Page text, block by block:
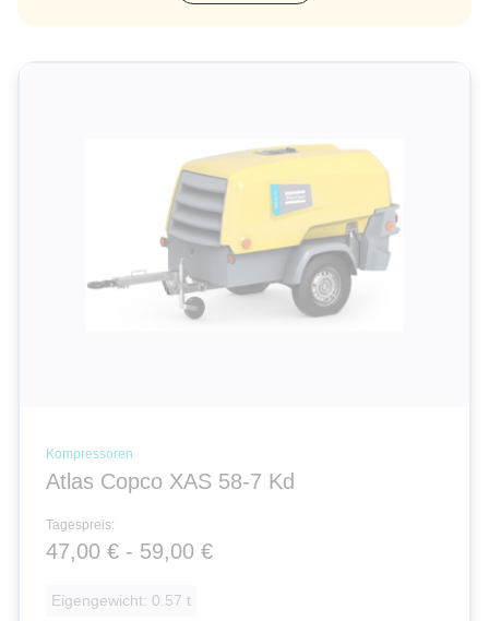
Kompressoren
Atlas Copco XAS 58-7 Kd
Tagespreis:
47,00 € - 59,00 €
Eigengewicht: 0.57 t